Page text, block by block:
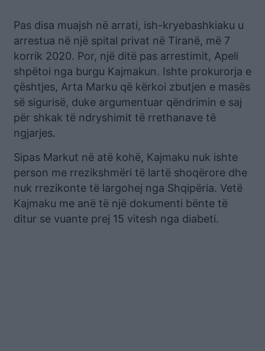
Pas disa muajsh në arrati, ish-kryebashkiaku u
arrestua në një spital privat në Tiranë, më 7
korrik 2020. Por, një ditë pas arrestimit, Apeli
shpëtoi nga burgu Kajmakun. Ishte prokurorja e
çështjes, Arta Marku që kërkoi zbutjen e masës
së sigurisë, duke argumentuar qëndrimin e saj
për shkak të ndryshimit të rrethanave të
ngjarjes.
Sipas Markut në atë kohë, Kajmaku nuk ishte
person me rrezikshmëri të lartë shoqërore dhe
nuk rrezikonte të largohej nga Shqipëria. Vetë
Kajmaku me anë të një dokumenti bënte të
ditur se vuante prej 15 vitesh nga diabeti.